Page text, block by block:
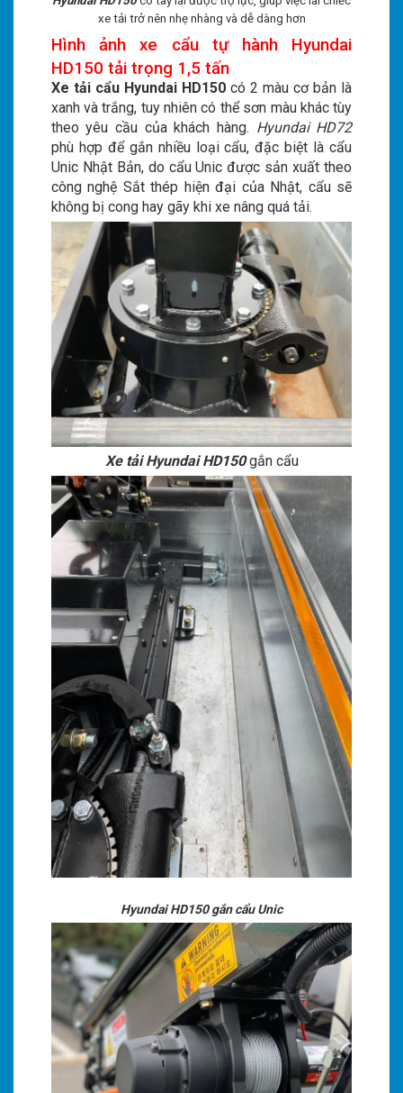
xe tải trở nên nhẹ nhàng và dễ dàng hơn
Hình ảnh xe cẩu tự hành Hyundai
HD150 tải trọng 1,5 tấn
Xe tải cẩu Hyundai HD150có 2 màu cơ bản là
xanh và trắng, tuy nhiên có thể sơn màu khác tùy
theo yêu cầu của khách hàng. Hyundai HD72
phù hợp để gắn nhiều loại cẩu, đặc biệt là cẩu
Unic Nhật Bản, do cẩu Unic được sản xuất theo
công nghệ Sắt thép hiện đại của Nhật, cẩu sẽ
không bị cong hay gãy khi xe nâng quá tải.
Xe tải Hyundai HD150gắn cẩu
Hyundai HD150 gắn cẩu Unic